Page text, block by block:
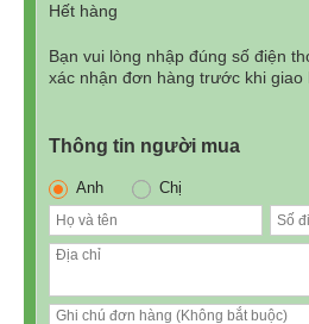
Hết hàng
Bạn vui lòng nhập đúng số điện
xác nhận đơn hàng trước khi giao
Thông tin người mua
Anh Chị